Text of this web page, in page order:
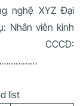
nghệ XYZ Đại
Nhân viên kinh
list